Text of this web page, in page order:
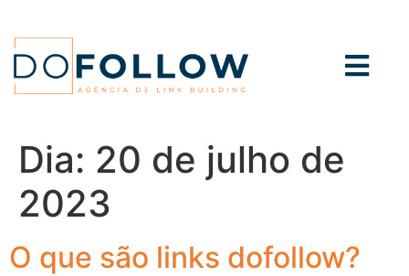
Dia: 20 de julho de
2023
O que são links dofollow?